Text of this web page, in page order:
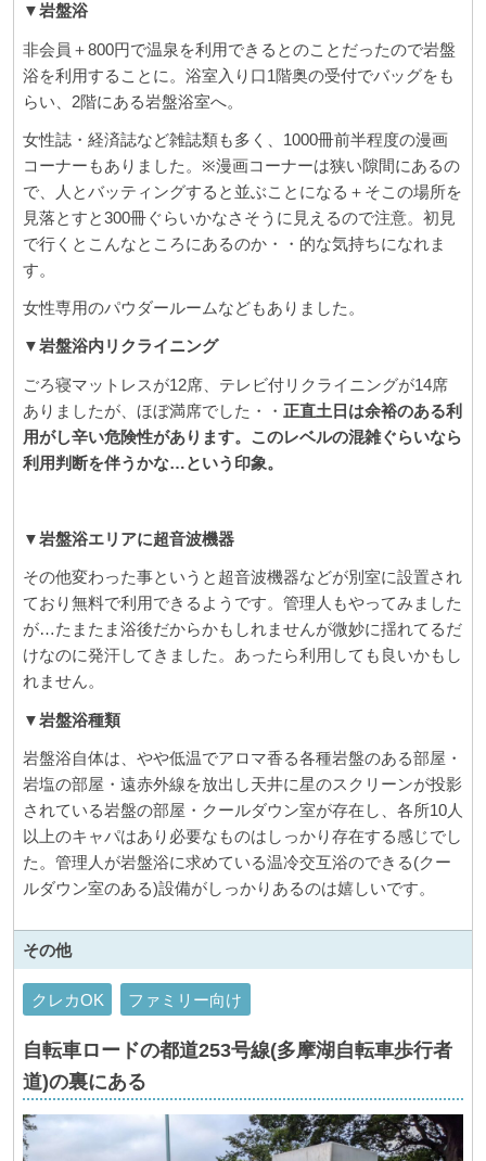
▼岩盤浴
非会員＋800円で温泉を利用できるとのことだったので岩盤
浴を利用することに。浴室入り口1階奥の受付でバッグをも
らい、2階にある岩盤浴室へ。
女性誌・経済誌など雑誌類も多く、1000冊前半程度の漫画
コーナーもありました。※漫画コーナーは狭い隙間にあるの
で、人とバッティングすると並ぶことになる＋そこの場所を
見落とすと300冊ぐらいかなさそうに見えるので注意。初見
で行くとこんなところにあるのか・・的な気持ちになれま
す。
女性専用のパウダールームなどもありました。
▼岩盤浴内リクライニング
ごろ寝マットレスが12席、テレビ付リクライニングが14席
ありましたが、ほぼ満席でした・・ 正直土日は余裕のある利
用がし辛い危険性があります。このレベルの混雑ぐらいなら
利用判断を伴うかな…という印象。
▼岩盤浴エリアに超音波機器
その他変わった事というと超音波機器などが別室に設置され
ており無料で利用できるようです。管理人もやってみました
が…たまたま浴後だからかもしれませんが微妙に揺れてるだ
けなのに発汗してきました。あったら利用しても良いかもし
れません。
▼岩盤浴種類
岩盤浴自体は、やや低温でアロマ香る各種岩盤のある部屋・
岩塩の部屋・遠赤外線を放出し天井に星のスクリーンが投影
されている岩盤の部屋・クールダウン室が存在し、各所10人
以上のキャパはあり必要なものはしっかり存在する感じでし
た。管理人が岩盤浴に求めている温冷交互浴のできる(クー
ルダウン室のある)設備がしっかりあるのは嬉しいです。
その他
クレカOK ファミリー向け
自転車ロードの都道253号線(多摩湖自転車歩行者
道)の裏にある